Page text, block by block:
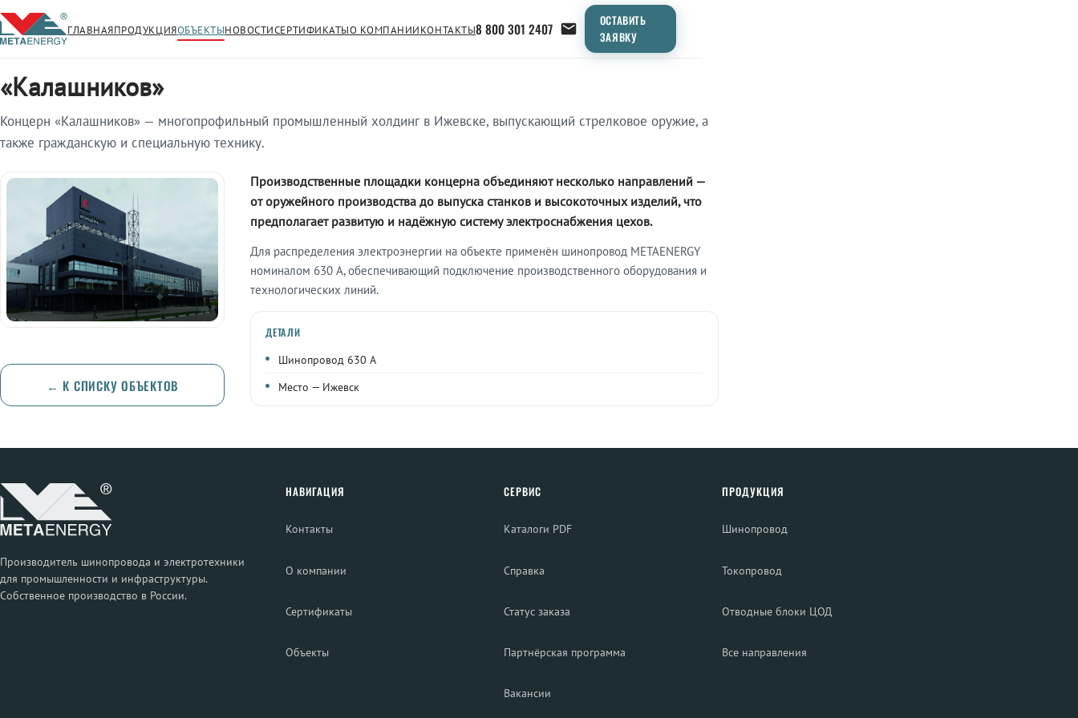
ГЛАВНАЯПРОДУКЦИЯОБЪЕКТЫНОВОСТИСЕРТИФИКАТЫО КОМПАНИИКОНТАКТЫ8 800 301 2407
ОСТАВИТЬ
ЗАЯВКУ
«Калашников»
Концерн «Калашников» — многопрофильный промышленный холдинг в Ижевске, выпускающий стрелковое оружие, а
также гражданскую и специальную технику.
← К СПИСКУ ОБЪЕКТОВ
Производственные площадки концерна объединяют несколько направлений —
от оружейного производства до выпуска станков и высокоточных изделий, что
предполагает развитую и надёжную систему электроснабжения цехов.
Для распределения электроэнергии на объекте применён шинопровод METAENERGY
номиналом 630 А, обеспечивающий подключение производственного оборудования и
технологических линий.
ДЕТАЛИ
Шинопровод 630 А
Место — Ижевск
Производитель шинопровода и электротехники
для промышленности и инфраструктуры.
Собственное производство в России.
НАВИГАЦИЯ
Контакты
О компании
Сертификаты
Объекты
СЕРВИС
Каталоги PDF
Справка
Статус заказа
Партнёрская программа
Вакансии
ПРОДУКЦИЯ
Шинопровод
Токопровод
Отводные блоки ЦОД
Все направления